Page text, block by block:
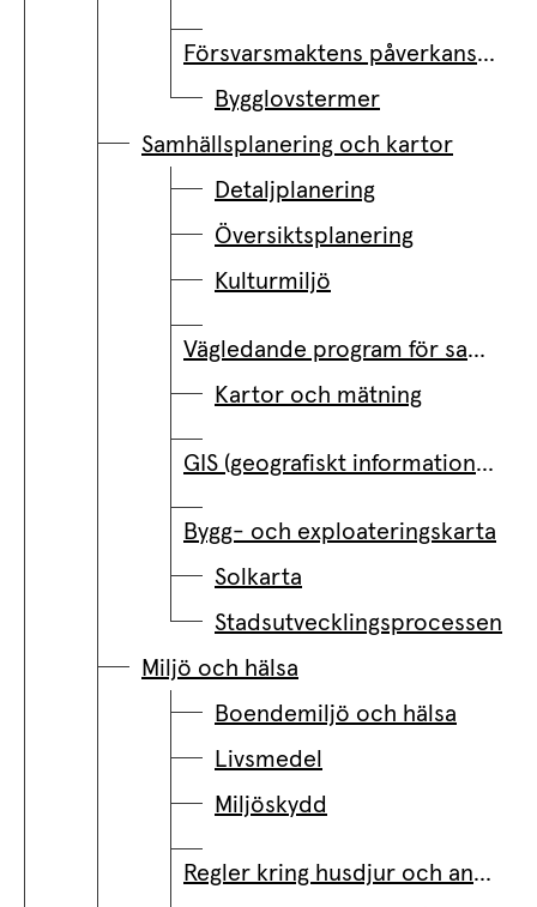
Försvarsmaktens påverkansområde
Bygglovstermer
Samhällsplanering och kartor
Detaljplanering
Översiktsplanering
Kulturmiljö
Vägledande program för samhällsplanering
Kartor och mätning
GIS (geografiskt informationssystem)
Bygg- och exploateringskarta
Solkarta
Stadsutvecklingsprocessen
Miljö och hälsa
Boendemiljö och hälsa
Livsmedel
Miljöskydd
Regler kring husdjur och andra djur